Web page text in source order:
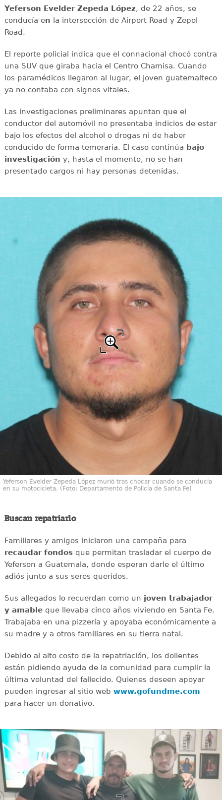
Yeferson Evelder Zepeda López, de 22 años, se
conducía en la intersección de Airport Road y Zepol
Road.
El reporte policial indica que el connacional chocó contra
una SUV que giraba hacia el Centro Chamisa. Cuando
los paramédicos llegaron al lugar, el joven guatemalteco
ya no contaba con signos vitales.
Las investigaciones preliminares apuntan que el
conductor del automóvil no presentaba indicios de estar
bajo los efectos del alcohol o drogas ni de haber
conducido de forma temeraria. El caso continúa bajo
investigación y, hasta el momento, no se han
presentado cargos ni hay personas detenidas.
Yeferson Evelder Zepeda López murió tras chocar cuando se conducía
en su motocicleta. (Foto: Departamento de Policía de Santa Fe)
Buscan repatriarlo
Familiares y amigos iniciaron una campaña para
recaudar fondosque permitan trasladar el cuerpo de
Yeferson a Guatemala, donde esperan darle el último
adiós junto a sus seres queridos.
Sus allegados lo recuerdan como un joven trabajador
y amableque llevaba cinco años viviendo en Santa Fe.
Trabajaba en una pizzería y apoyaba económicamente a
su madre y a otros familiares en su tierra natal.
Debido al alto costo de la repatriación, los dolientes
están pidiendo ayuda de la comunidad para cumplir la
última voluntad del fallecido. Quienes deseen apoyar
pueden ingresar al sitio web www.gofundme.com
para hacer un donativo.